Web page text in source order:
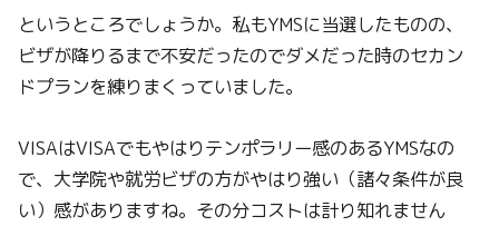
というところでしょうか。私もYMSに当選したものの、
ビザが降りるまで不安だったのでダメだった時のセカン
ドプランを練りまくっていました。
VISAはVISAでもやはりテンポラリー感のあるYMSなの
で、大学院や就労ビザの方がやはり強い（諸々条件が良
い）感がありますね。その分コストは計り知れません